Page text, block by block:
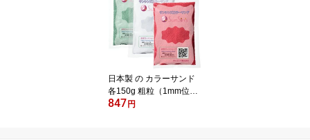
ラリウム ハーバリウム
アクアリウム アクアテラ
リウム コケリウム マリ
ン雑貨 サンドアート イ
ンテリアグリーン インテ
リア キャンドル 植物
日本製 の カラーサンド
各150g 粗粒（1mm位）
Nタイプ 緑・白・唐紅の
847 円